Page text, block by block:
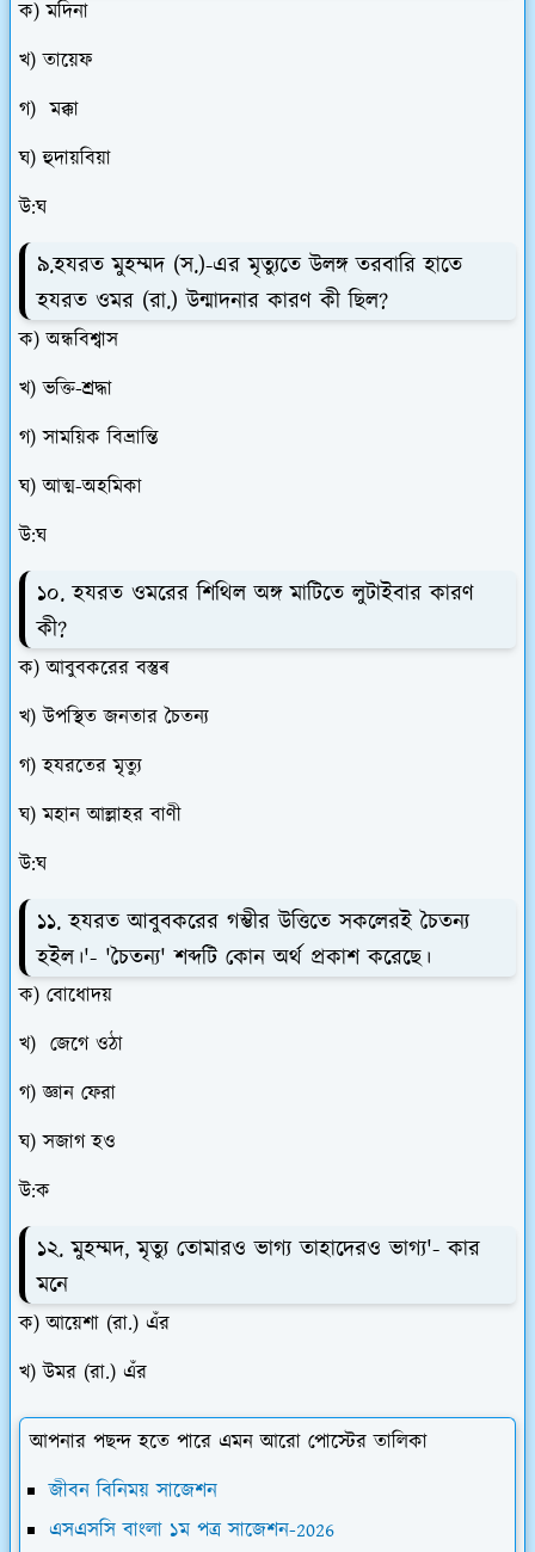
ক) মদিনা
খ) তায়েফ
গ) মক্কা
ঘ) হুদায়বিয়া
উ:ঘ
৯.হযরত মুহম্মদ (স.)-এর মৃত্যুতে উলঙ্গ তরবারি হাতে
হযরত ওমর (রা.) উন্মাদনার কারণ কী ছিল?
ক) অন্ধবিশ্বাস
খ) ভক্তি-শ্রদ্ধা
গ) সাময়িক বিভ্রান্তি
ঘ) আত্ম-অহমিকা
উ:ঘ
১০. হযরত ওমরের শিথিল অঙ্গ মাটিতে লুটাইবার কারণ
কী?
ক) আবুবকরের বস্তুৰ
খ) উপস্থিত জনতার চৈতন্য
গ) হযরতের মৃত্যু
ঘ) মহান আল্লাহর বাণী
উ:ঘ
১১. হযরত আবুবকরের গম্ভীর উত্তিতে সকলেরই চৈতন্য
হইল।'- 'চৈতন্য' শব্দটি কোন অর্থ প্রকাশ করেছে।
ক) বোধোদয়
খ) জেগে ওঠা
গ) জ্ঞান ফেরা
ঘ) সজাগ হও
উ:ক
১২. মুহম্মদ, মৃত্যু তোমারও ভাগ্য তাহাদেরও ভাগ্য'- কার
মনে
ক) আয়েশা (রা.) এঁর
খ) উমর (রা.) এঁর
আপনার পছন্দ হতে পারে এমন আরো পোস্টের তালিকা
জীবন বিনিময় সাজেশন
এসএসসি বাংলা ১ম পত্র সাজেশন-2026